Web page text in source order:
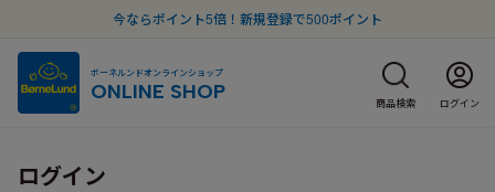
今ならポイント5倍！新規登録で500ポイント
ボーネルンドオンラインショップ
ONLINE SHOP 商品検索 ログイン
ログイン